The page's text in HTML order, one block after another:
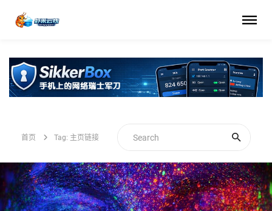
首页 Tag: 主页链接